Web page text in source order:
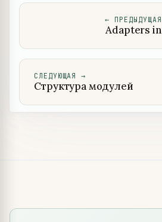
← ПРЕДЫДУЩАЯ
Adapters in
СЛЕДУЮЩАЯ →
Структура модулей